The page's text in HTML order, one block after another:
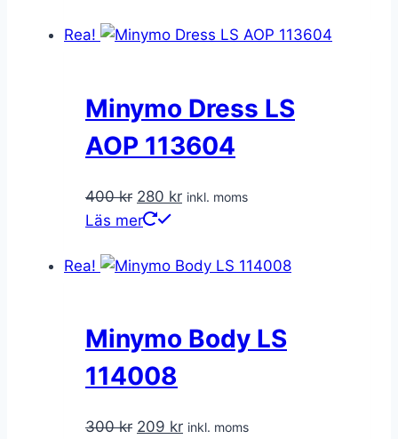
var:
är:
Rea!
Minymo Dress LS
AOP 113604
400kr Det
ursprungliga
var:
280 krDet
är:
inkl. moms
Läs mer
Rea!
Minymo Body LS
114008
300kr Det
209 krDet
inkl. moms